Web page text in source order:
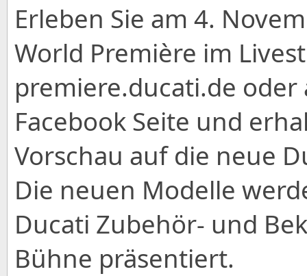
Erleben Sie am 4.
World Première im
premiere.ducati.de
Facebook Seite und
Vorschau auf die neue
Die neuen Modelle
Ducati Zubehör- und
Bühne präsentiert.